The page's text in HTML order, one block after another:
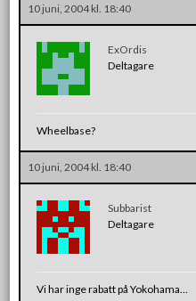
10 juni, 2004 kl. 18:40
ExOrdis
Deltagare
Wheelbase?
10 juni, 2004 kl. 18:40
Subbarist
Deltagare
Vi har inge rabatt på Yokohama…